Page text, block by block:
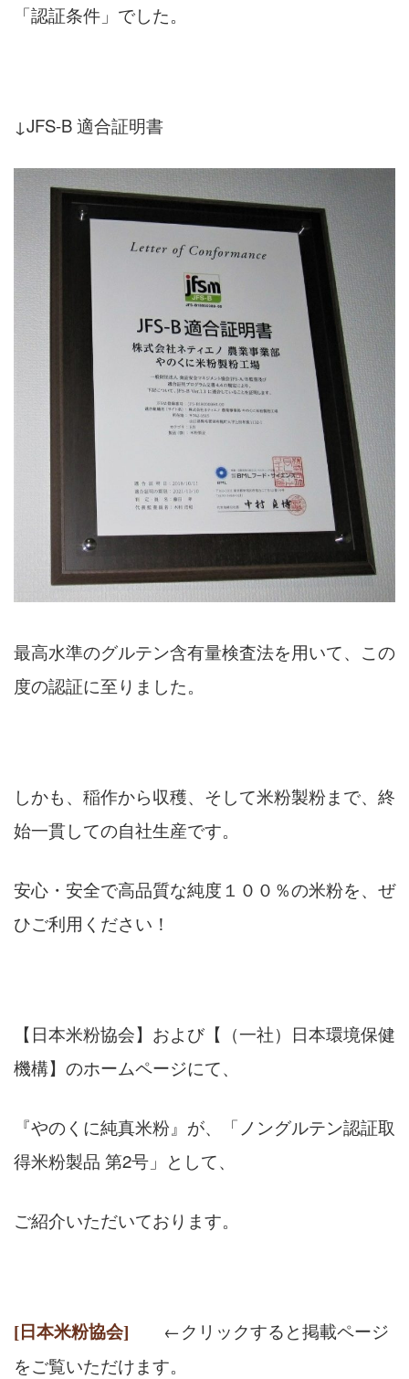
「認証条件」でした。
↓JFS-B 適合証明書
最高水準のグルテン含有量検査法を用いて、この
度の認証に至りました。
しかも、稲作から収穫、そして米粉製粉まで、終
始一貫しての自社生産です。
安心・安全で高品質な純度１００％の米粉を、ぜ
ひご利用ください！
【日本米粉協会】および【（一社）日本環境保健
機構】のホームページにて、
『やのくに純真米粉』が、「ノングルテン認証取
得米粉製品 第2号」として、
ご紹介いただいております。
[日本米粉協会]
←クリックすると掲載ページ
をご覧いただけます。